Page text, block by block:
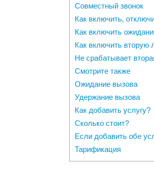
Совместный звонок
Как включить,
Как включить
Как включить вторую
Не срабатывает
Смотрите также
Ожидание вызова
Удержание вызова
Как добавить услугу?
Сколько стоит?
Если добавить обе
Тарификация